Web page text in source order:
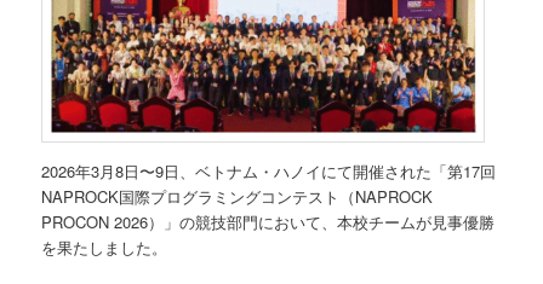
2026年3月8日〜9日、ベトナム・ハノイにて開催された「第17回
NAPROCK国際プログラミングコンテスト（NAPROCK
PROCON 2026）」の競技部門において、本校チームが見事優勝
を果たしました。